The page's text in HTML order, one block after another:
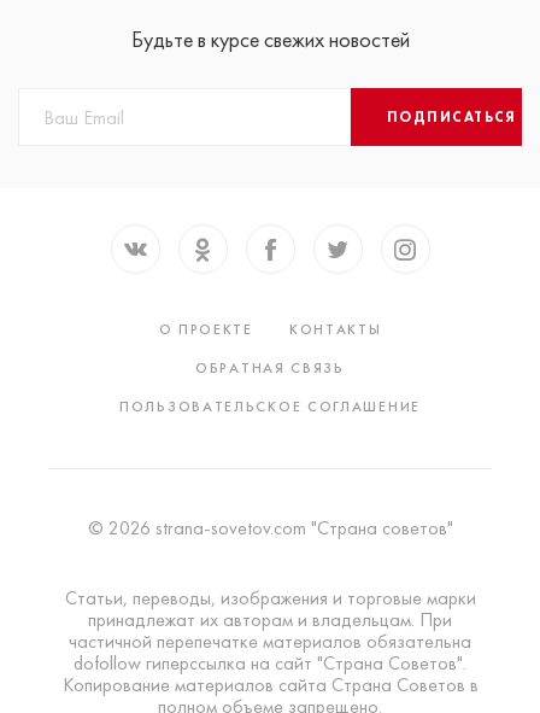
Будьте в курсе свежих новостей
ПОДПИСАТЬСЯ
О ПРОЕКТЕ
КОНТАКТЫ
ОБРАТНАЯ СВЯЗЬ
ПОЛЬЗОВАТЕЛЬСКОЕ СОГЛАШЕНИЕ
© 2026 strana-sovetov.com "Страна советов"
Статьи, переводы, изображения и торговые марки
принадлежат их авторам и владельцам. При
частичной перепечатке материалов обязательна
dofollow гиперссылка на сайт "Страна Советов".
Копирование материалов сайта Страна Советов в
полном объеме запрещено.